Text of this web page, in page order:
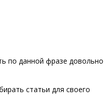
по данной фразе довольно
статьи для своего